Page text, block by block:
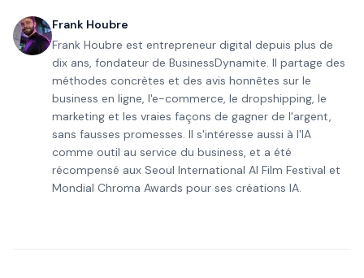
Frank Houbre
Frank Houbre est entrepreneur digital depuis plus de
dix ans, fondateur de BusinessDynamite. Il partage des
méthodes concrètes et des avis honnêtes sur le
business en ligne, l'e-commerce, le dropshipping, le
marketing et les vraies façons de gagner de l'argent,
sans fausses promesses. Il s'intéresse aussi à l'IA
comme outil au service du business, et a été
récompensé aux Seoul International AI Film Festival et
Mondial Chroma Awards pour ses créations IA.